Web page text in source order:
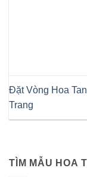
Đặt Vòng Hoa
Trang
TÌM MẪU HOA